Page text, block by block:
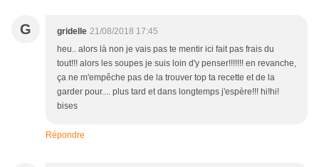
G gridelle 21/08/2018 17:45
heu.. alors là non je vais pas te mentir ici fait pas frais du
tout!!! alors les soupes je suis loin d'y penser!!!!!!! en revanche,
ça ne m'empêche pas de la trouver top ta recette et de la
garder pour.... plus tard et dans longtemps j'espère!!! hi!hi!
bises
Répondre